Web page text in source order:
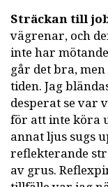
Sträckan till
vägrenar, och
inte har
går det bra,
tiden. Jag
desperat se var
för att inte köra
annat ljus sugs
reflekterande
av grus.